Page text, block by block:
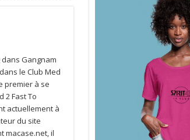
dans Gangnam
le Club Med
premier à se
2 Fast To
actuellement à
du site
macase.net, il